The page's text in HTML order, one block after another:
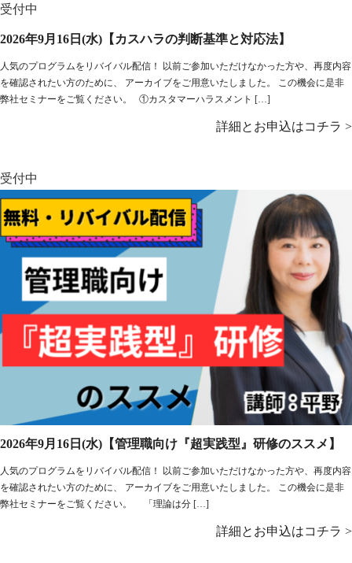
受付中
2026年9月16日(水)【カスハラの判断基準と対応法】
人気のプログラムをリバイバル配信！ 以前ご参加いただけなかった方や、再度内容
を確認されたい方のために、 アーカイブをご用意いたしました。 この機会に是非
弊社セミナーをご覧ください。 ①カスタマーハラスメント […]
詳細とお申込はコチラ >
受付中
2026年9月16日(水)【管理職向け『超実践型』研修のススメ】
人気のプログラムをリバイバル配信！ 以前ご参加いただけなかった方や、再度内容
を確認されたい方のために、 アーカイブをご用意いたしました。 この機会に是非
弊社セミナーをご覧ください。 「理論は分 […]
詳細とお申込はコチラ >